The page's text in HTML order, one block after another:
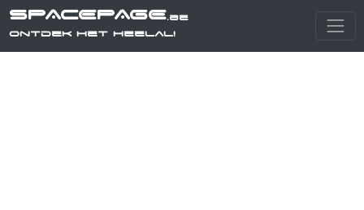
SPACEPAGE.be
Ontdek het heelal!